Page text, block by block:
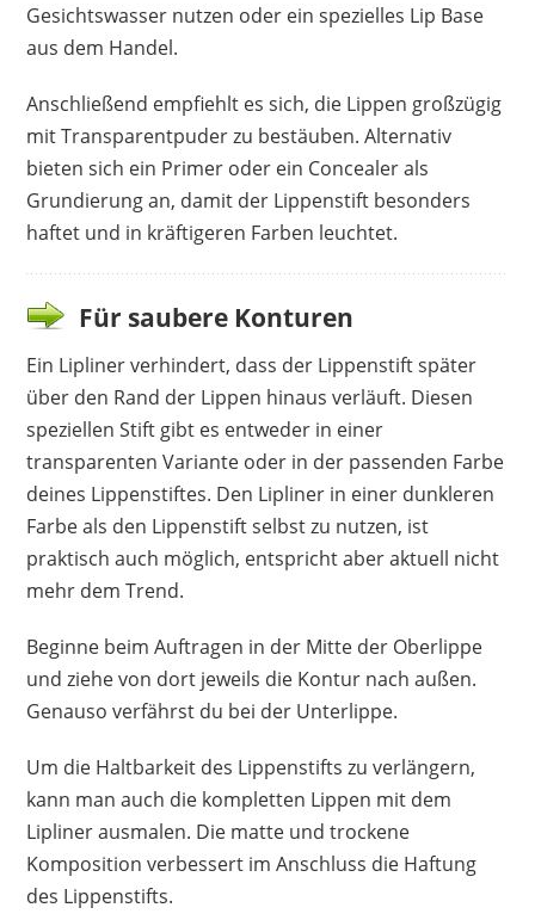
Gesichtswasser nutzen oder ein spezielles Lip Base
aus dem Handel.
Anschließend empfiehlt es sich, die Lippen großzügig
mit Transparentpuder zu bestäuben. Alternativ
bieten sich ein Primer oder ein Concealer als
Grundierung an, damit der Lippenstift besonders
haftet und in kräftigeren Farben leuchtet.
Für saubere Konturen
Ein Lipliner verhindert, dass der Lippenstift später
über den Rand der Lippen hinaus verläuft. Diesen
speziellen Stift gibt es entweder in einer
transparenten Variante oder in der passenden Farbe
deines Lippenstiftes. Den Lipliner in einer dunkleren
Farbe als den Lippenstift selbst zu nutzen, ist
praktisch auch möglich, entspricht aber aktuell nicht
mehr dem Trend.
Beginne beim Auftragen in der Mitte der Oberlippe
und ziehe von dort jeweils die Kontur nach außen.
Genauso verfährst du bei der Unterlippe.
Um die Haltbarkeit des Lippenstifts zu verlängern,
kann man auch die kompletten Lippen mit dem
Lipliner ausmalen. Die matte und trockene
Komposition verbessert im Anschluss die Haftung
des Lippenstifts.